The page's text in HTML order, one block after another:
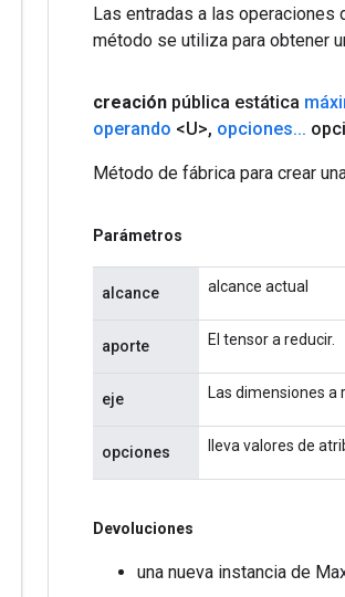
Las entradas a las operaciones
método se utiliza para obtener
creación pública estática
operando <U>, opciones...
Método de fábrica para crear
Parámetros
alcance alcance actual
aporte El tensor a reducir.
eje Las dimensiones a
opciones lleva valores de
Devoluciones
una nueva instancia de